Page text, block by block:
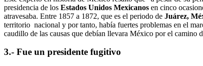
presidencia de los Estados Unidos Mexicanos en cinco
atravesaba. Entre 1857 a 1872, que es el periodo de Juárez,
territorio nacional y por tanto, había fuertes problemas en el
caudillo de las causas que debían llevara México por el camino
3.- Fue un presidente fugitivo